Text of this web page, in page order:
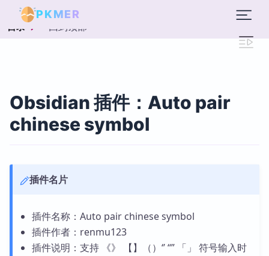
PKMER
目录 回到顶部
Obsidian 插件：Auto pair
chinese symbol
插件名片
插件名称：Auto pair chinese symbol
插件作者：renmu123
插件说明：支持 《》 【】（）‘’ “” 「」 符号输入时